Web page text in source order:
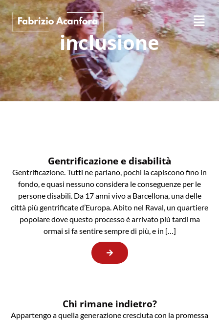
inclusione
Gentrificazione e disabilità
Gentrificazione. Tutti ne parlano, pochi la capiscono fino in
fondo, e quasi nessuno considera le conseguenze per le
persone disabili. Da 17 anni vivo a Barcellona, una delle
città più gentrificate d’Europa. Abito nel Raval, un quartiere
popolare dove questo processo è arrivato più tardi ma
ormai si fa sentire sempre di più, e in […]
Chi rimane indietro?
Appartengo a quella generazione cresciuta con la promessa